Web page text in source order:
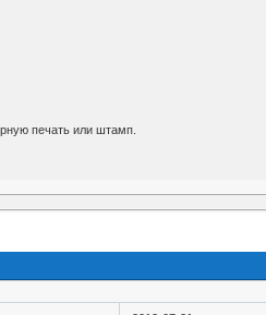
печать или штамп.